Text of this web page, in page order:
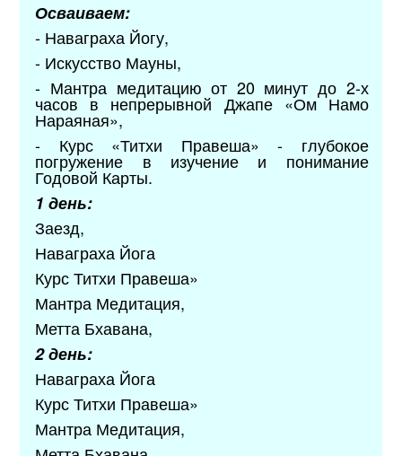
Осваиваем:
- Наваграха Йогу,
- Искусство Мауны,
- Мантра медитацию от 20 минут до 2-х
часов в непрерывной Джапе «Ом Намо
Нараяная»,
- Курс «Титхи Правеша» - глубокое
погружение в изучение и понимание
Годовой Карты.
1 день:
Заезд,
Наваграха Йога
Курс Титхи Правеша»
Мантра Медитация,
Метта Бхавана,
2 день:
Наваграха Йога
Курс Титхи Правеша»
Мантра Медитация,